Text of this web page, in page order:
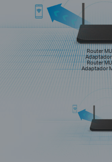
Router
Router
Adaptador